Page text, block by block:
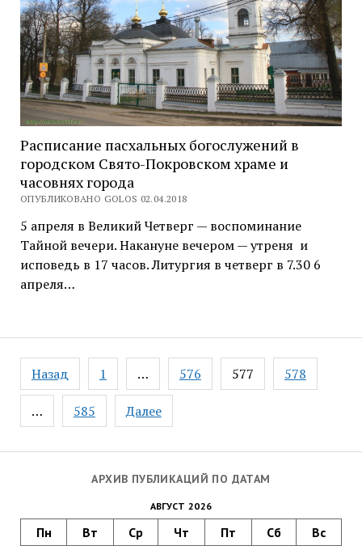
АРХИВ ПУБЛИКАЦИЙ ПО ДАТАМ
АВГУСТ 2026
Пн Вт Ср Чт Пт Сб Вс
Расписание пасхальных богослужений в
городском Свято-Покровском храме и
часовнях города
ОПУБЛИКОВАНО GOLOS 02.04.2018
5 апреля в Великий Четверг — воспоминание
Тайной вечери. Накануне вечером — утреня и
исповедь в 17 часов. Литургия в четверг в 7.30 6
апреля…
Навигация
по
записям
Назад 1 … 576 577 578
… 585 Далее